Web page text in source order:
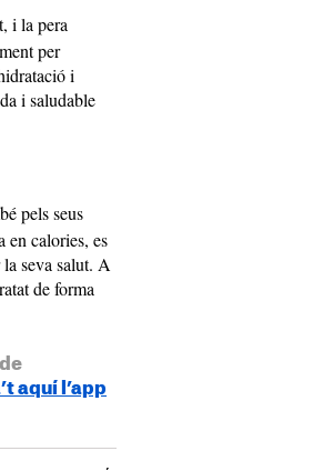
i la pera
per
i
i saludable
pels seus
en calories, es
seva salut. A
de forma
aquí l’app